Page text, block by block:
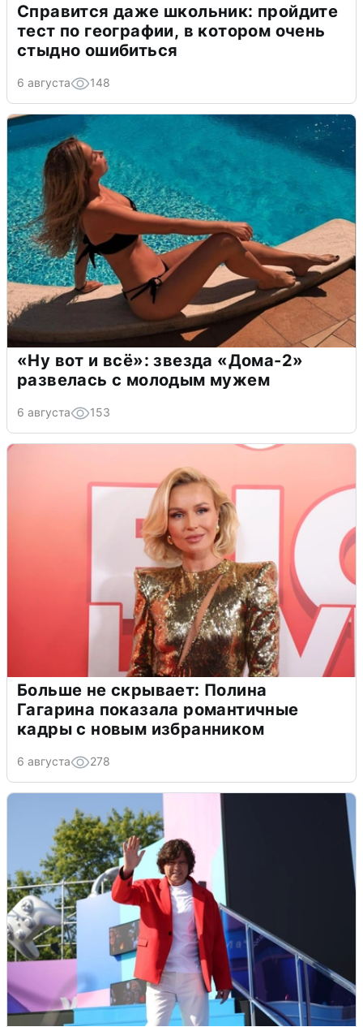
Справится даже школьник: пройдите
тест по географии, в котором очень
стыдно ошибиться
6 августа 148
«Ну вот и всё»: звезда «Дома-2»
развелась с молодым мужем
6 августа 153
Больше не скрывает: Полина
Гагарина показала романтичные
кадры с новым избранником
6 августа 278